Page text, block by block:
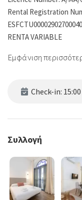
Rental Registration
RENTA VARIABLE
Εμφάνιση
Check-in: 15:00
Συλλογή